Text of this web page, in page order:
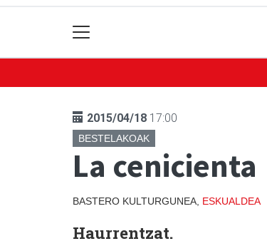
2015/04/18 17:00
BESTELAKOAK
La cenicienta
BASTERO KULTURGUNEA, ESKUALDEA
Haurrentzat.